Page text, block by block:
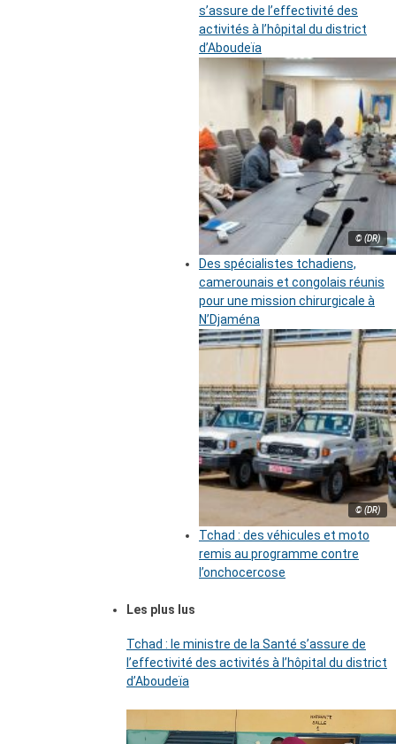
s’assure de l’effectivité des
activités à l’hôpital du district
d’Aboudeïa
© (DR)
Des spécialistes tchadiens,
camerounais et congolais réunis
pour une mission chirurgicale à
N’Djaména
© (DR)
Tchad : des véhicules et moto
remis au programme contre
l’onchocercose
Les plus lus
Tchad : le ministre de la Santé s’assure de
l’effectivité des activités à l’hôpital du district
d’Aboudeïa